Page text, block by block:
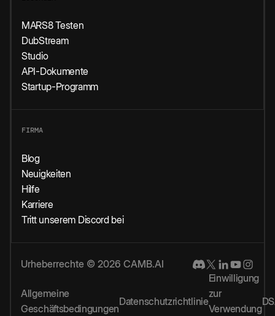
MARS8 Testen
DubStream
Studio
API-Dokumente
Startup-Programm
FIRMA
Blog
Neuigkeiten
Hilfe
Karriere
Tritt unserem Discord bei
Urheberrechte © 2026 CAMB.AI
Allgemeine
Geschäftsbedingungen
Datenschutzrichtlinie
Einwilligung
zur
Verwendung